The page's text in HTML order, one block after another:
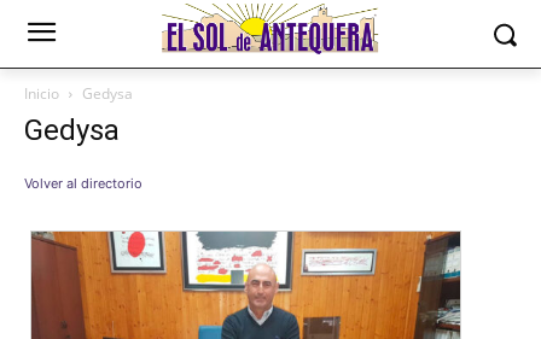
Inicio Gedysa
Gedysa
Volver al directorio